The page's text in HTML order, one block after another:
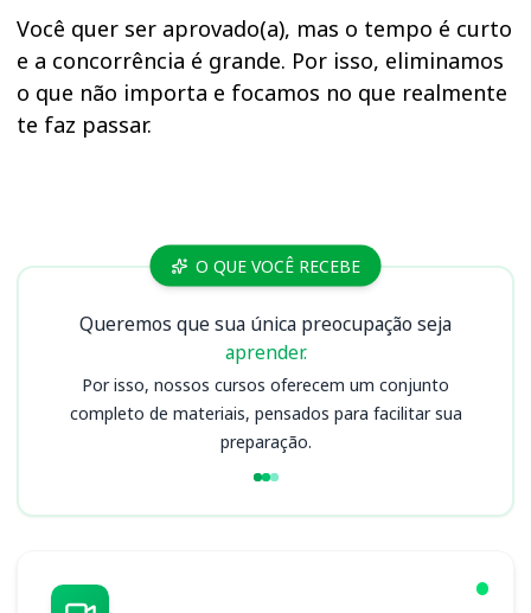
Você quer ser aprovado(a), mas o tempo é curto
e a concorrência é grande. Por isso, eliminamos
o que não importa e focamos no que realmente
te faz passar.
Cursos SEMAD GO
O QUE VOCÊ RECEBE
Queremos que sua única preocupação seja
aprender.
Por isso, nossos cursos oferecem um conjunto
completo de materiais, pensados para facilitar sua
preparação.